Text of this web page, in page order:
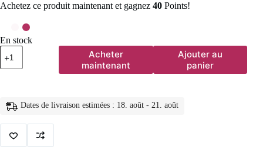
Achetez ce produit maintenant et gagnez 40 Points!
En stock
quantité
de
26
coeur
Bracelets
main
réglable
Acheter
maintenant
Ajouter au
panier
Dates de livraison estimées : 18. août - 21. août